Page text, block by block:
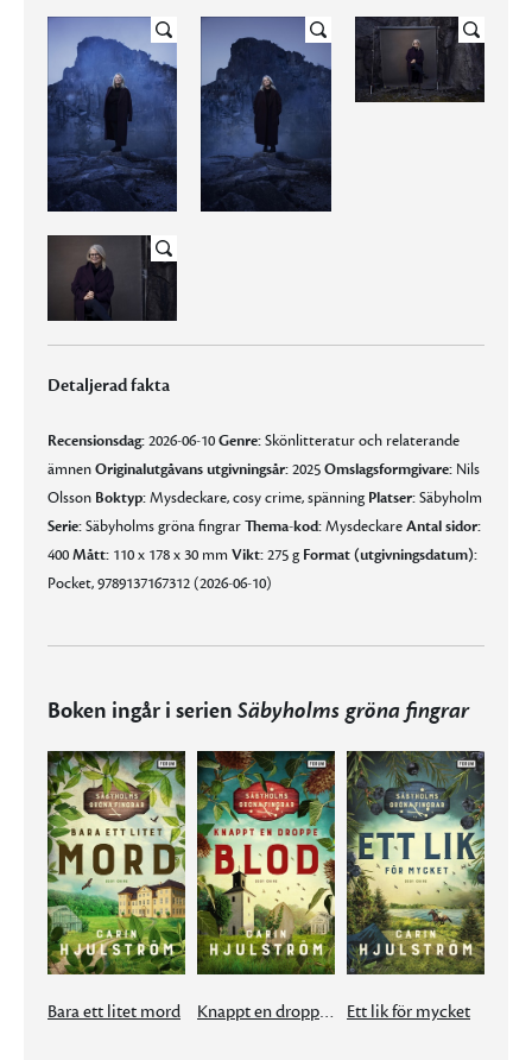
Detaljerad fakta
Recensionsdag:2026-06-10Genre:Skönlitteratur och relaterande
ämnenOriginalutgåvans utgivningsår:2025Omslagsformgivare: Nils
Olsson Boktyp:Mysdeckare, cosy crime, spänning Platser:Säbyholm
Serie:Säbyholms gröna fingrarThema-kod:MysdeckareAntal sidor:
400Mått: 110 x 178 x 30 mmVikt:275 g Format (utgivningsdatum):
Pocket, 9789137167312 (2026-06-10)
Boken ingår i serien Säbyholms gröna fingrar
Bara ett litet mord Knappt en droppe blod Ett lik för mycket